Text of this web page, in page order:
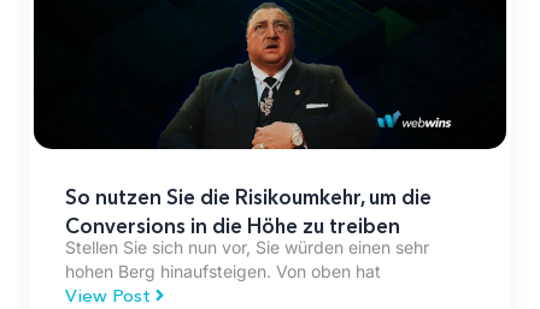
So nutzen Sie die Risikoumkehr, um die
Conversions in die Höhe zu treiben
Stellen Sie sich nun vor, Sie würden einen sehr
hohen Berg hinaufsteigen. Von oben hat
View Post